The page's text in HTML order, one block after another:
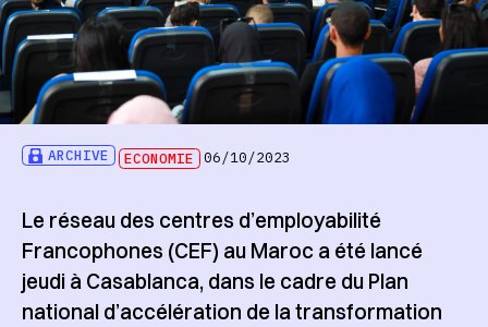
ARCHIVE ECONOMIE 06/10/2023
Le réseau des centres d’employabilité
Francophones (CEF) au Maroc a été lancé
jeudi à Casablanca, dans le cadre du Plan
national d’accélération de la transformation